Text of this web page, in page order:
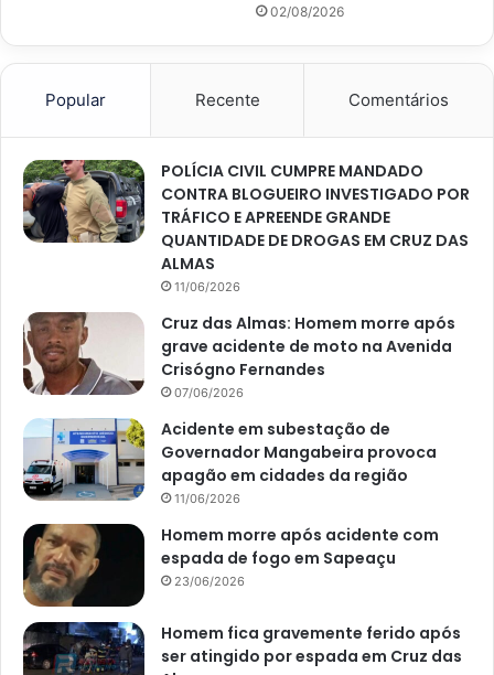
02/08/2026
Popular Recente Comentários
POLÍCIA CIVIL CUMPRE MANDADO
CONTRA BLOGUEIRO INVESTIGADO POR
TRÁFICO E APREENDE GRANDE
QUANTIDADE DE DROGAS EM CRUZ DAS
ALMAS
11/06/2026
Cruz das Almas: Homem morre após
grave acidente de moto na Avenida
Crisógno Fernandes
07/06/2026
Acidente em subestação de
Governador Mangabeira provoca
apagão em cidades da região
11/06/2026
Homem morre após acidente com
espada de fogo em Sapeaçu
23/06/2026
Homem fica gravemente ferido após
ser atingido por espada em Cruz das